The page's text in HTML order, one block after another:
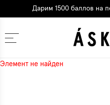
Дарим 1500 баллов на
Элемент не найден